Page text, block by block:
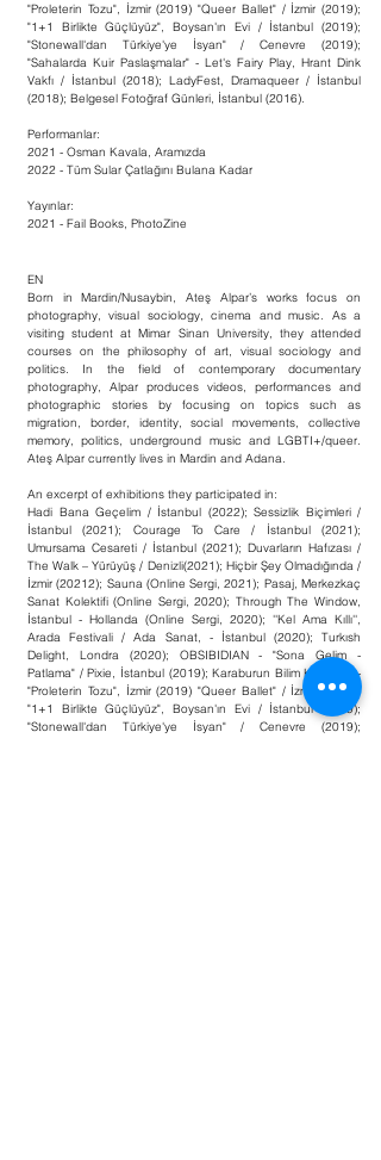
"Proleterin Tozu", İzmir (2019) "Queer Ballet" / İzmir (2019);
"1+1 Birlikte Güçlüyüz", Boysan'ın Evi / İstanbul (2019);
"Stonewall'dan Türkiye'ye İsyan" / Cenevre (2019);
"Sahalarda Kuir Paslaşmalar" - Let's Fairy Play, Hrant Dink
Vakfı / İstanbul (2018); LadyFest, Dramaqueer / İstanbul
(2018); Belgesel Fotoğraf Günleri, İstanbul (2016).
Performanlar:
2021 - Osman Kavala, Aramızda
2022 - Tüm Sular Çatlağını Bulana Kadar
Yayınlar:
2021 - Fail Books, PhotoZine
EN
Born in Mardin/Nusaybin, Ateş Alpar’s works focus on
photography, visual sociology, cinema and music. As a
visiting student at Mimar Sinan University, they attended
courses on the philosophy of art, visual sociology and
politics. In the field of contemporary documentary
photography, Alpar produces videos, performances and
photographic stories by focusing on topics such as
migration, border, identity, social movements, collective
memory, politics, underground music and LGBTI+/queer.
Ateş Alpar currently lives in Mardin and Adana.
An excerpt of exhibitions they participated in:
Hadi Bana Geçelim / İstanbul (2022); Sessizlik Biçimleri /
İstanbul (2021); Courage To Care / İstanbul (2021);
Umursama Cesareti / İstanbul (2021); Duvarların Hafızası /
The Walk – Yürüyüş / Denizli(2021); Hiçbir Şey Olmadığında /
İzmir (20212); Sauna (Online Sergi, 2021); Pasaj, Merkezkaç
Sanat Kolektifi (Online Sergi, 2020); Through The Window,
İstanbul - Hollanda (Online Sergi, 2020); ''Kel Ama Kıllı'',
Arada Festivali / Ada Sanat, - İstanbul (2020); Turkısh
Delight, Londra (2020); OBSIBIDIAN - "Sona Gelim -
Patlama" / Pixie, İstanbul (2019); Karaburun Bilim Kongresi -
"Proleterin Tozu", İzmir (2019) "Queer Ballet" / İzmir (2019);
"1+1 Birlikte Güçlüyüz", Boysan'ın Evi / İstanbul (2019);
"Stonewall'dan Türkiye'ye İsyan" / Cenevre (2019);